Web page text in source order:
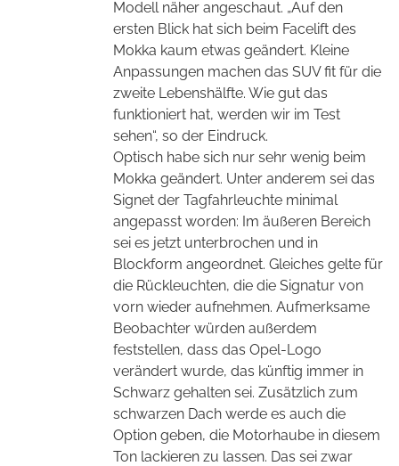
Modell näher angeschaut. „Auf den
ersten Blick hat sich beim Facelift des
Mokka kaum etwas geändert. Kleine
Anpassungen machen das SUV fit für die
zweite Lebenshälfte. Wie gut das
funktioniert hat, werden wir im Test
sehen“, so der Eindruck.
Optisch habe sich nur sehr wenig beim
Mokka geändert. Unter anderem sei das
Signet der Tagfahrleuchte minimal
angepasst worden: Im äußeren Bereich
sei es jetzt unterbrochen und in
Blockform angeordnet. Gleiches gelte für
die Rückleuchten, die die Signatur von
vorn wieder aufnehmen. Aufmerksame
Beobachter würden außerdem
feststellen, dass das Opel-Logo
verändert wurde, das künftig immer in
Schwarz gehalten sei. Zusätzlich zum
schwarzen Dach werde es auch die
Option geben, die Motorhaube in diesem
Ton lackieren zu lassen. Das sei zwar